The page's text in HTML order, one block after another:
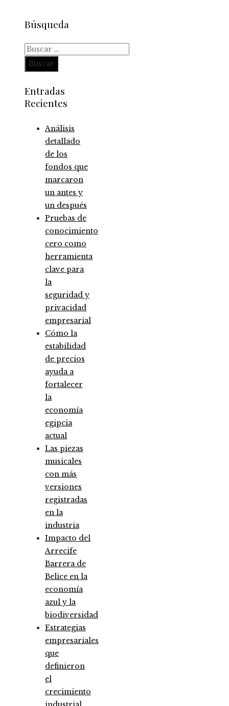
Búsqueda
Buscar:
Entradas
Recientes
Análisis
detallado
de los
fondos que
marcaron
un antes y
un después
Pruebas de
conocimiento
cero como
herramienta
clave para
la
seguridad y
privacidad
empresarial
Cómo la
estabilidad
de precios
ayuda a
fortalecer
la
economía
egipcia
actual
Las piezas
musicales
con más
versiones
registradas
en la
industria
Impacto del
Arrecife
Barrera de
Belice en la
economía
azul y la
biodiversidad
Estrategias
empresariales
que
definieron
el
crecimiento